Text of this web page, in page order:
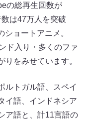
の総再生回数が
は47万人を突破
ショートアニメ。
ド入り・多くのファ
りをみせています。
ルトガル語、スペイ
イ語、インドネシア
ア語と、計11言語の